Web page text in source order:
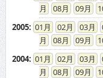
08
09
2005: 01 02 03
08
09
2004: 01 02 03
08
09